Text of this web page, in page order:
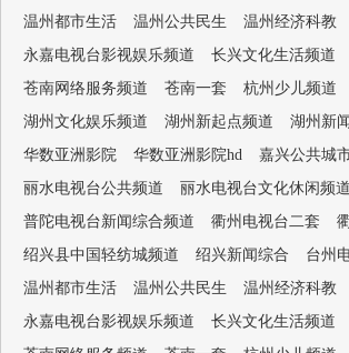
温州都市生活
温州公共民生 温州经济科教
永嘉电视台影视娱乐频道
长兴文化生活频道
苍南网络服务频道
苍南一套 杭州少儿频道
湖州文化娱乐频道
湖州新起点频道 湖州新
华数亚洲影院
华数亚洲影院hd 嘉兴公共城
丽水电视台公共频道
丽水电视台文化休闲频道
普陀电视台新闻综合频道
衢州电视台二套
绍兴县中国轻纺城频道
绍兴新闻综合 台州
温州都市生活
温州公共民生 温州经济科教
永嘉电视台影视娱乐频道
长兴文化生活频道